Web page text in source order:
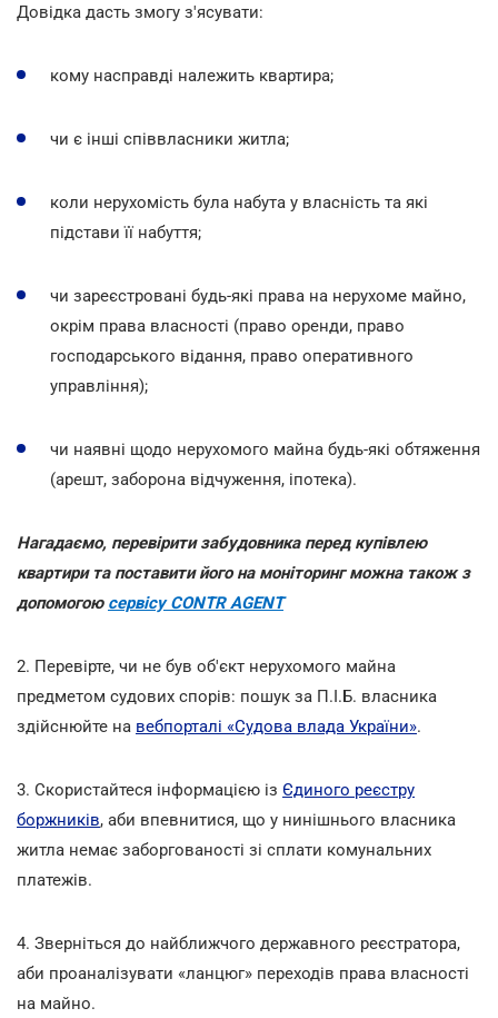
Довідка дасть змогу з'ясувати:
кому насправді належить квартира;
чи є інші співвласники житла;
коли нерухомість була набута у власність та які
підстави її набуття;
чи зареєстровані будь-які права на нерухоме майно,
окрім права власності (право оренди, право
господарського відання, право оперативного
управління);
чи наявні щодо нерухомого майна будь-які обтяження
(арешт, заборона відчуження, іпотека).
Нагадаємо, перевірити забудовника перед купівлею
квартири та поставити його на моніторинг можна також з
допомогою сервісу CONTR AGENT
2. Перевірте, чи не був об'єкт нерухомого майна
предметом судових спорів: пошук за П.І.Б. власника
здійснюйте на вебпорталі «Судова влада України».
3. Скористайтеся інформацією із Єдиного реєстру
боржників, аби впевнитися, що у нинішнього власника
житла немає заборгованості зі сплати комунальних
платежів.
4. Зверніться до найближчого державного реєстратора,
аби проаналізувати «ланцюг» переходів права власності
на майно.